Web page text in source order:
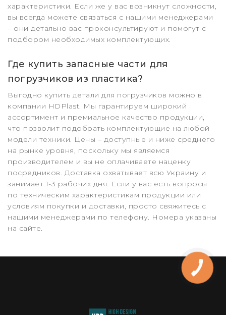
характеристики. Если же у вас возникнут сложности,
вы всегда можете связаться с нашими менеджерами
– они детально вас проконсультируют и помогут с
подбором необходимых комплектующих.
Где купить запасные части для
погрузчиков из пластика?
Выгодно купить детали для погрузчиков можно в
компании HDPlast. Мы гарантируем широкий
ассортимент и премиальное качество продукции,
что позволит подобрать комплектующие на любой
модели техники. Цены – доступные и ниже среднего
на рынке уровня, поскольку мы являемся
производителем и вы не оплачиваете наценку
посредников. Доставка охватывает всю Украину и
занимает 1-3 рабочих дня. Если у вас есть вопросы
по техническим характеристикам продукции или
условиям покупки и доставки, просто свяжитесь с
нашими менеджерами по телефону. Номера указаны
на сайте.